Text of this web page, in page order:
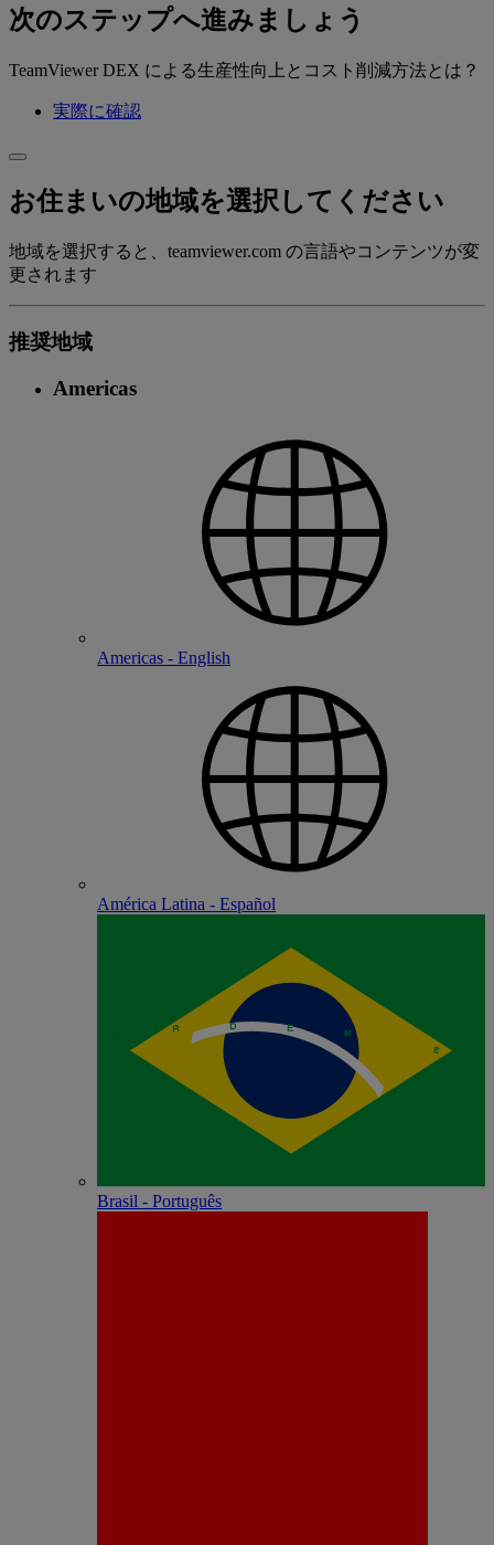
次のステップへ進みましょう
TeamViewer DEX による生産性向上とコスト削減方法とは？
実際に確認
お住まいの地域を選択してください
地域を選択すると、teamviewer.com の言語やコンテンツが変
更されます
推奨地域
Americas
Americas - English
América Latina - Español
Brasil - Português